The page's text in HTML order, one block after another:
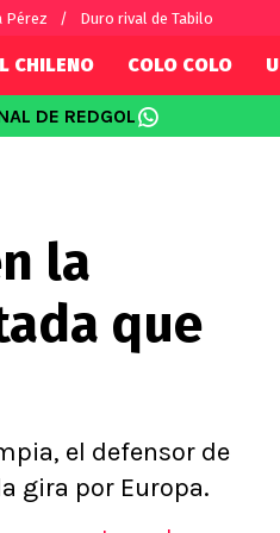
Pérez Duro rival de Tabilo
Premier
Serie A
CHILENO COLO COLO
DE REDGOL
la
que
el defensor de
gira por Europa.